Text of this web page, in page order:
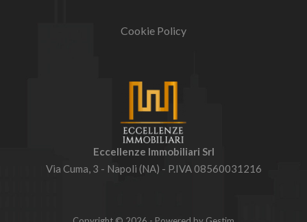
Cookie Policy
Eccellenze Immobiliari Srl
Via Cuma, 3 - Napoli (NA) - P.IVA 08560031216